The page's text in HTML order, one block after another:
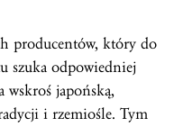
producentów, który do
szuka odpowiedniej
wskroś japońską,
i rzemiośle. Tym